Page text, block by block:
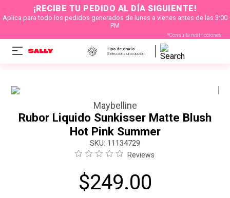
¡RECIBE TU PEDIDO AL DÍA SIGUIENTE!
Aplica para todo los pedidos generados de lunes a vienes antes de las 3:00
PM
*Consulta restricciones
Tipo de envío
Selecciona una opción
Maybelline
Rubor Liquido Sunkisser Matte Blush
Hot Pink Summer
: 11134729
Reviews
$249.00